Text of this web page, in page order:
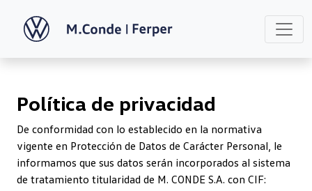
Política de privacidad
De conformidad con lo establecido en la normativa
vigente en Protección de Datos de Carácter Personal, le
informamos que sus datos serán incorporados al sistema
de tratamiento titularidad de M. CONDE S.A. con CIF: